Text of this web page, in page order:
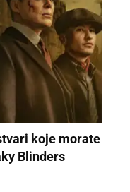
koje morate
Blinders